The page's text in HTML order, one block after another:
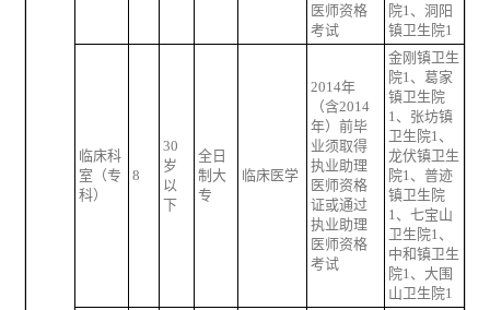
医师资格
考试
院1、洞阳
镇卫生院1
临床科
室（专
科）
8
30
岁
以
下
全日
制大
专
临床医学
2014年
（含2014
年）前毕
业须取得
执业助理
医师资格
证或通过
执业助理
医师资格
考试
金刚镇卫生
院1、葛家
镇卫生院
1、张坊镇
卫生院1、
龙伏镇卫生
院1、普迹
镇卫生院
1、七宝山
卫生院1、
中和镇卫生
院1、大围
山卫生院1